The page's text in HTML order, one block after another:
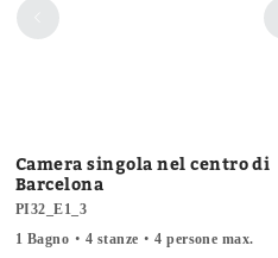
Camera singola nel centro di
Barcelona
PI32_E1_3
1 Bagno
4 stanze 4 persone max.